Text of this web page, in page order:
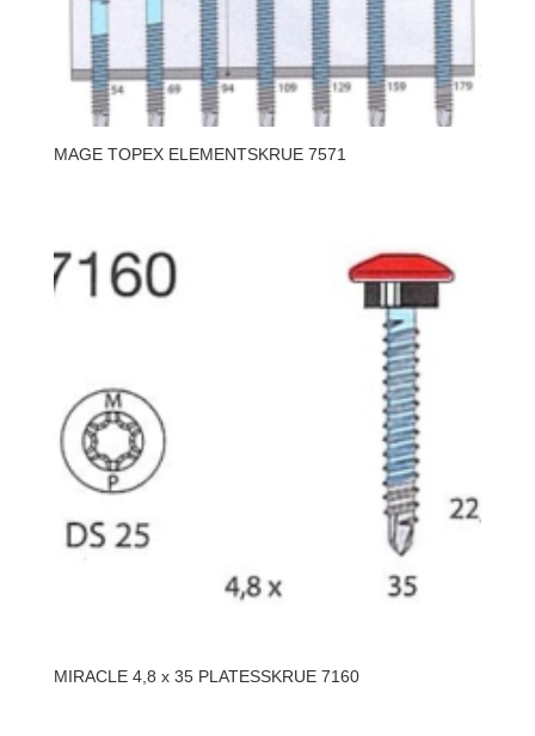
MAGE TOPEX ELEMENTSKRUE 7571
MIRACLE 4,8 x 35 PLATESSKRUE 7160